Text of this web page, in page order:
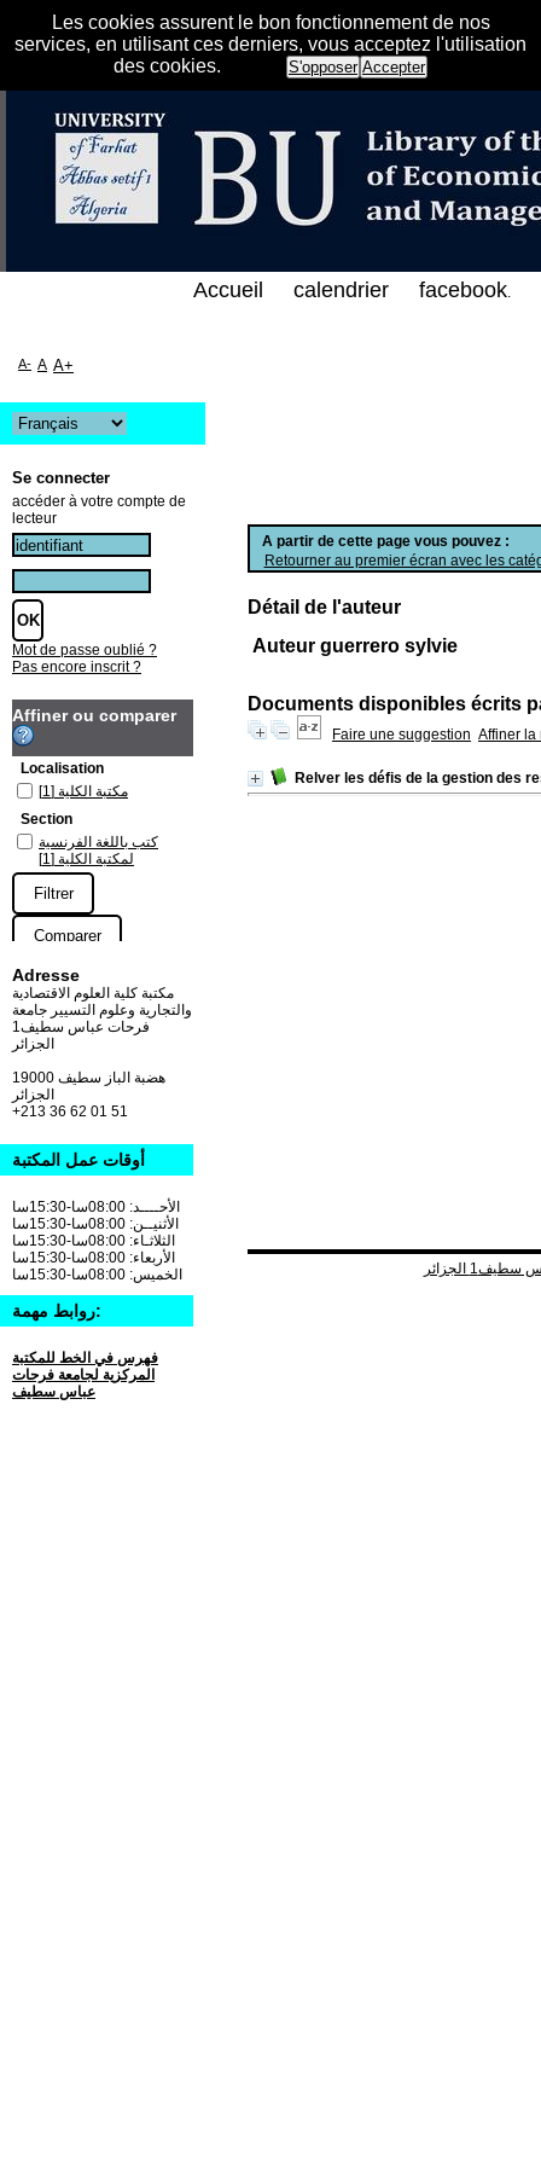
Les cookies assurent le bon fonctionnement de nos
services, en utilisant ces derniers, vous acceptez l'utilisation
des cookies.
S'opposer Accepter
الإلكتروني على الخط المباشر لمكتبة كلية
A partir de cette page vous pouvez :
Retourner au premier écran avec les
Détail de l'auteur
Auteur guerrero sylvie
Documents disponibles écrits
Faire une suggestion Affiner la
Relver les défis de la gestion des
Accueil calendrier facebook.
A- A A+
Se connecter
accéder à votre compte de
lecteur
Mot de passe oublié ?
Pas encore inscrit ?
Affiner ou comparer
Localisation
مكتبة الكلية [1]
Section
كتب باللغة الفرنسية
لمكتبة الكلية [1]
Adresse
مكتبة كلية العلوم الاقتصادية
والتجارية وعلوم التسيير جامعة
فرحات عباس سطيف1
الجزائر
19000 هضبة الباز سطيف
+213 36 62 01 51
أوقات عمل المكتبة
الأحــــد: 08:00سا-15:30سا
الأثنيــن: 08:00سا-15:30سا
الثلاثـاء: 08:00سا-15:30سا
الأربعاء: 08:00سا-15:30سا
الخميس: 08:00سا-15:30سا
روابط مهمة:
فهرس في الخط للمكتبة
المركزية لجامعة فرحات
عباس سطيف